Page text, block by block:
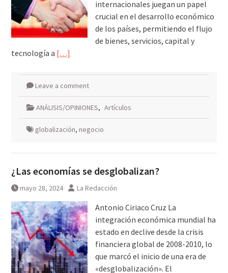
internacionales juegan un papel
crucial en el desarrollo económico
de los países, permitiendo el flujo
de bienes, servicios, capital y
tecnología a […]
Leave a comment
ANÁLISIS/OPINIONES, Artículos
globalización, negocio
¿Las economías se desglobalizan?
mayo 28, 2024 La Redacción
Antonio Ciriaco Cruz La
integración económica mundial ha
estado en declive desde la crisis
financiera global de 2008-2010, lo
que marcó el inicio de una era de
«desglobalización». El